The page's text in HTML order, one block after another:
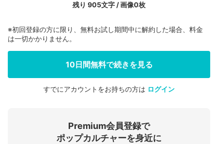
残り 905文字 / 画像0枚
会員登録する
ログインする
※初回登録の方に限り、無料お試し期間中に解約した場合、料金
は一切かかりません。
10日間無料で続きを見る
すでにアカウントをお持ちの方は ログイン
Premium会員登録で
ポップカルチャーを身近に